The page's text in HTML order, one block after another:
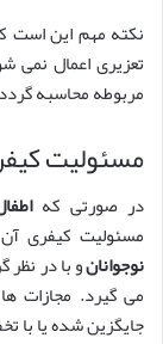
نکته مهم این است
تعزیری اعمال
مربوطه محاسبه
مسئولیت
در صورتی که
مسئولیت کیفری
نوجوانانو با در
می گیرد. مجازات
جایگزین شده یا با